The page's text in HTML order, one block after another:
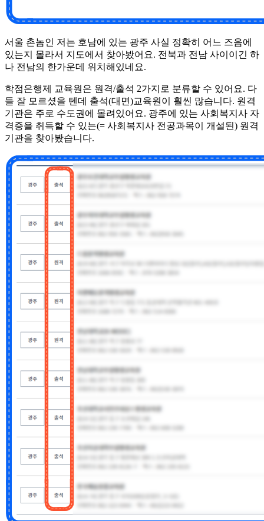
서울 촌놈인 저는 호남에 있는 광주 사실 정확히 어느 즈음에
있는지 몰라서 지도에서 찾아봤어요. 전북과 전남 사이이긴 하
나 전남의 한가운데 위치해있네요.
​학점은행제 교육원은 원격/출석 2가지로 분류할 수 있어요. 다
들 잘 모르셨을 텐데 출석(대면)교육원이 훨씬 많습니다. 원격
기관은 주로 수도권에 몰려있어요. 광주에 있는 사회복지사 자
격증을 취득할 수 있는(= 사회복지사 전공과목이 개설된) 원격
기관을 찾아봤습니다.